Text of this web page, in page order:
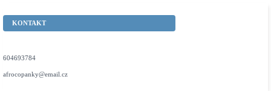
KONTAKT
604693784
afrocopanky@email.cz